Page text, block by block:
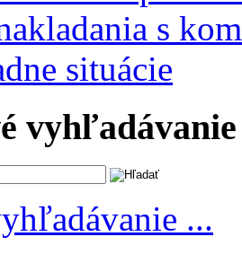
s
situácie
vyhľadávanie
...